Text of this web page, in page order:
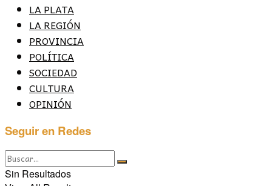
LA PLATA
LA REGIÓN
PROVINCIA
POLÍTICA
SOCIEDAD
CULTURA
OPINIÓN
Seguir en Redes
Sin Resultados